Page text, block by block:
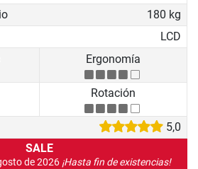
180 kg
LCD
Ergonomía
Rotación
5,0
SALE
de 2026 ¡Hasta fin de existencias!